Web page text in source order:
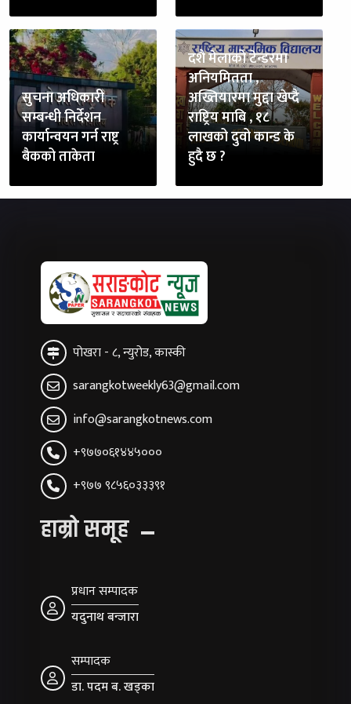
सुचना अधिकारी
सम्बन्धी निर्देशन
कार्यान्वयन गर्न राष्ट्र
बैकको ताकेता
दशै मेलाको टेन्डरमा
अनियमितता ,
अख्तियारमा मुद्दा खेप्दै
राष्ट्रिय माबि , १८
लाखको दुवो कान्ड के
हुदै छ ?
पोखरा - ८, न्युरोड, कास्की
sarangkotweekly63@gmail.com
info@sarangkotnews.com
+९७७०६१४४५०००
+९७७ ९८५६०३३३९१
हाम्रो समूह
प्रधान सम्पादक
यदुनाथ बन्जारा
सम्पादक
डा. पदम ब. खड्का